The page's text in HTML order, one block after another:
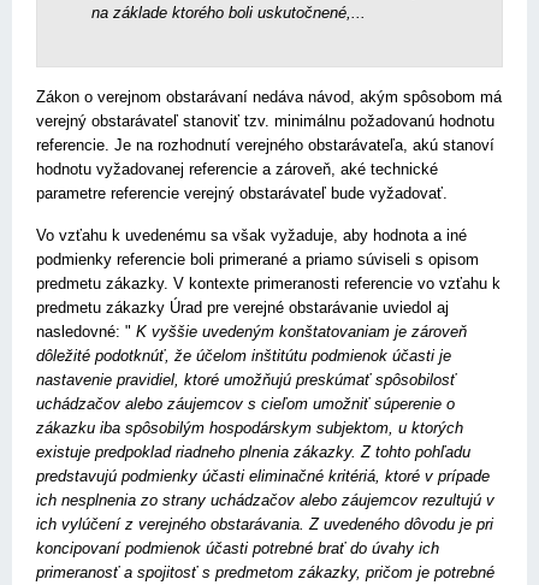
na základe ktorého boli uskutočnené,...
Zákon o verejnom obstarávaní nedáva návod, akým spôsobom má
verejný obstarávateľ stanoviť tzv. minimálnu požadovanú hodnotu
referencie. Je na rozhodnutí verejného obstarávateľa, akú stanoví
hodnotu vyžadovanej referencie a zároveň, aké technické
parametre referencie verejný obstarávateľ bude vyžadovať.
Vo vzťahu k uvedenému sa však vyžaduje, aby hodnota a iné
podmienky referencie boli primerané a priamo súviseli s opisom
predmetu zákazky. V kontexte primeranosti referencie vo vzťahu k
predmetu zákazky Úrad pre verejné obstarávanie uviedol aj
nasledovné: " K vyššie uvedeným konštatovaniam je zároveň
dôležité podotknúť, že účelom inštitútu podmienok účasti je
nastavenie pravidiel, ktoré umožňujú preskúmať spôsobilosť
uchádzačov alebo záujemcov s cieľom umožniť súperenie o
zákazku iba spôsobilým hospodárskym subjektom, u ktorých
existuje predpoklad riadneho plnenia zákazky. Z tohto pohľadu
predstavujú podmienky účasti eliminačné kritériá, ktoré v prípade
ich nesplnenia zo strany uchádzačov alebo záujemcov rezultujú v
ich vylúčení z verejného obstarávania. Z uvedeného dôvodu je pri
koncipovaní podmienok účasti potrebné brať do úvahy ich
primeranosť a spojitosť s predmetom zákazky, pričom je potrebné